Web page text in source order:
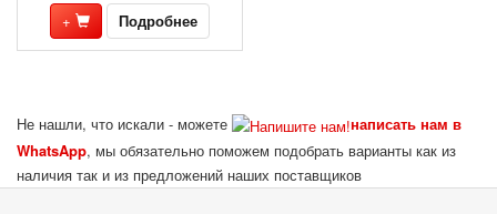
+ Подробнее
Не нашли, что искали - можете
написать нам в
WhatsApp, мы обязательно поможем подобрать варианты как из
наличия так и из предложений наших поставщиков